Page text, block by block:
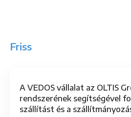
Friss
A VEDOS vállalat az OLTIS
rendszerének segítségével
szállítást és a